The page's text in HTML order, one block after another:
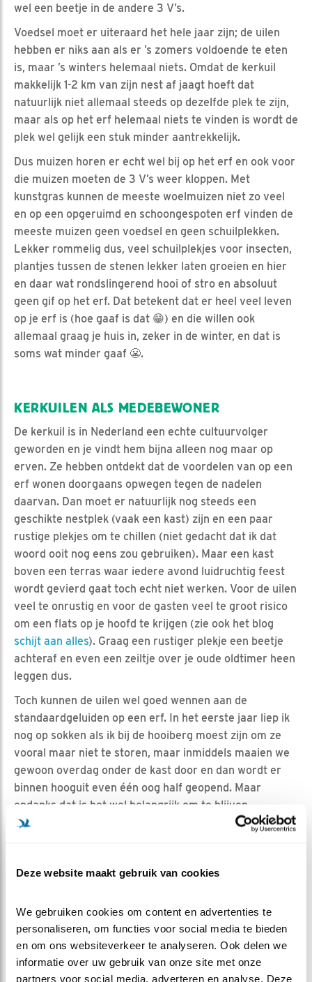
Deze website maakt gebruik van cookies
We gebruiken cookies om content en advertenties te
personaliseren, om functies voor social media te bieden
en om ons websiteverkeer te analyseren. Ook delen we
informatie over uw gebruik van onze site met onze
partners voor social media, adverteren en analyse. Deze
wel een beetje in de andere 3 V’s.
Voedsel moet er uiteraard het hele jaar zijn; de uilen
hebben er niks aan als er ’s zomers voldoende te eten
is, maar ’s winters helemaal niets. Omdat de kerkuil
makkelijk 1-2 km van zijn nest af jaagt hoeft dat
natuurlijk niet allemaal steeds op dezelfde plek te zijn,
maar als op het erf helemaal niets te vinden is wordt de
plek wel gelijk een stuk minder aantrekkelijk.
Dus muizen horen er echt wel bij op het erf en ook voor
die muizen moeten de 3 V’s weer kloppen. Met
kunstgras kunnen de meeste woelmuizen niet zo veel
en op een opgeruimd en schoongespoten erf vinden de
meeste muizen geen voedsel en geen schuilplekken.
Lekker rommelig dus, veel schuilplekjes voor insecten,
plantjes tussen de stenen lekker laten groeien en hier
en daar wat rondslingerend hooi of stro en absoluut
geen gif op het erf. Dat betekent dat er heel veel leven
op je erf is (hoe gaaf is dat 😁) en die willen ook
allemaal graag je huis in, zeker in de winter, en dat is
soms wat minder gaaf 😬.
KERKUILEN ALS MEDEBEWONER
De kerkuil is in Nederland een echte cultuurvolger
geworden en je vindt hem bijna alleen nog maar op
erven. Ze hebben ontdekt dat de voordelen van op een
erf wonen doorgaans opwegen tegen de nadelen
daarvan. Dan moet er natuurlijk nog steeds een
geschikte nestplek (vaak een kast) zijn en een paar
rustige plekjes om te chillen (niet gedacht dat ik dat
woord ooit nog eens zou gebruiken). Maar een kast
boven een terras waar iedere avond luidruchtig feest
wordt gevierd gaat toch echt niet werken. Voor de uilen
veel te onrustig en voor de gasten veel te groot risico
om een flats op je hoofd te krijgen (zie ook het blog
schijt aan alles). Graag een rustiger plekje een beetje
achteraf en even een zeiltje over je oude oldtimer heen
leggen dus.
Toch kunnen de uilen wel goed wennen aan de
standaardgeluiden op een erf. In het eerste jaar liep ik
nog op sokken als ik bij de hooiberg moest zijn om ze
vooral maar niet te storen, maar inmiddels maaien we
gewoon overdag onder de kast door en dan wordt er
binnen hooguit even één oog half geopend. Maar
ondanks dat is het wel belangrijk om te blijven
realiseren dat het gewoon echte wilde dieren zijn en
gaan kijken.
NIET ALLEEN HET ERF, MAAR OOK DE
OMGEVING
Een perfect erf in een woestijn van maisvelden gaat